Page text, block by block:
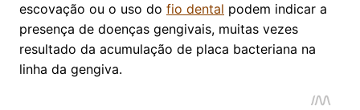
escovação ou o uso do fio dental podem indicar a
presença de doenças gengivais, muitas vezes
resultado da acumulação de placa bacteriana na
linha da gengiva.